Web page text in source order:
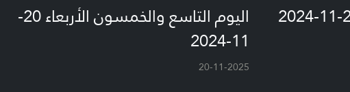
اليوم التاسع والخمسون الأربعاء 20-
11-2024
20-11-2025